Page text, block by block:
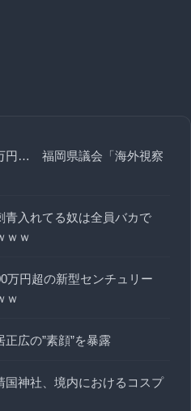
円… 福岡県議会「海外視察
青入れてる奴は全員バカで
ｗｗ
万円超の新型センチュリー
ｗ
広の”素顔”を暴露
国神社、境内におけるコスプ